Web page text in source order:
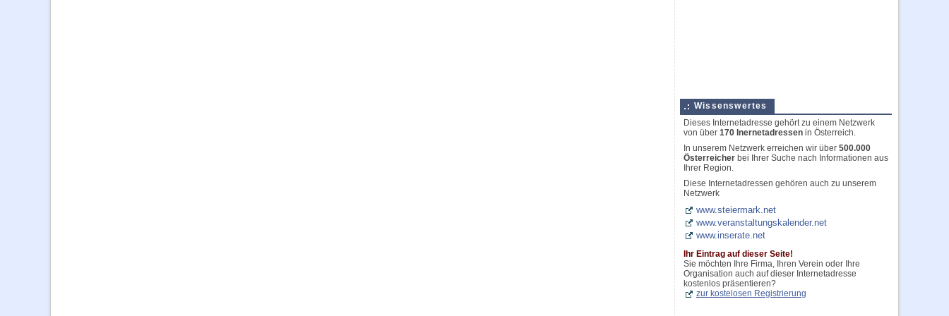
Wissenswertes
Dieses Internetadresse gehört zu einem Netzwerk
von über 170 Inernetadressen in Österreich.
In unserem Netzwerk erreichen wir über 500.000
Österreicher bei Ihrer Suche nach Informationen aus
Ihrer Region.
Diese Internetadressen gehören auch zu unserem
Netzwerk
www.steiermark.net
www.veranstaltungskalender.net
www.inserate.net
Ihr Eintrag auf dieser Seite!
Sie möchten Ihre Firma, Ihren Verein oder Ihre
Organisation auch auf dieser Internetadresse
kostenlos präsentieren?
zur kostelosen Registrierung